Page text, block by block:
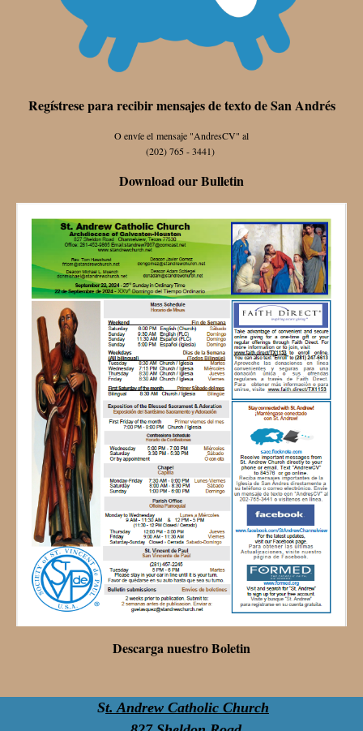
Regístrese para recibir mensajes de texto de San Andrés
O envíe el mensaje "AndresCV" al
(202) 765 - 3441)
Download our Bulletin
Descarga nuestro Boletin
St. Andrew Catholic Church